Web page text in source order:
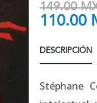
149.00
110.00
DESCRIPCIÓN
Stéphane